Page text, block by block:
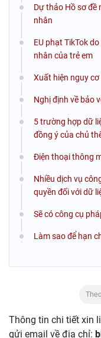
Dự thảo Hồ sơ đề
nhân
EU phạt TikTok
nhân của trẻ em
Xuất hiện nguy
Nghị định về bảo
5 trường hợp dữ
đồng ý của chủ
Điện thoại thông
Nhiều dịch vụ
quyền đối với dữ
Sẽ có công cụ
Làm sao để hạn
Theo
Thông tin chi tiết xin
gửi email về địa chỉ: